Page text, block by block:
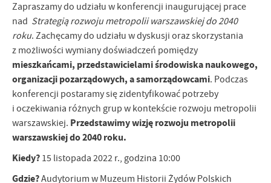
Zapraszamy do udziału w konferencji inaugurującej prace
nad Strategią rozwoju metropolii warszawskiej do 2040
roku. Zachęcamy do udziału w dyskusji oraz skorzystania
z możliwości wymiany doświadczeń pomiędzy
mieszkańcami, przedstawicielami środowiska naukowego,
organizacji pozarządowych, a samorządowcami. Podczas
konferencji postaramy się zidentyfikować potrzeby
i oczekiwania różnych grup w kontekście rozwoju metropolii
warszawskiej. Przedstawimy wizję rozwoju metropolii
warszawskiej do 2040 roku.
Kiedy? 15 listopada 2022 r., godzina 10:00
Gdzie?Audytorium w Muzeum Historii Żydów Polskich